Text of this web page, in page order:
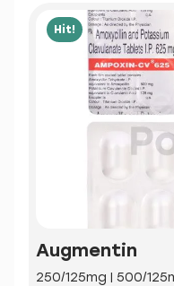
Hit!
Augmentin
250/125mg | 500/